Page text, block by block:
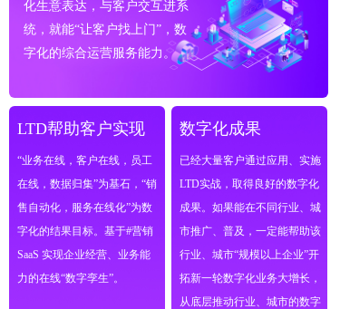
化生意表达，与客户交互进系
统，就能“让客户找上门”，数
字化的综合运营服务能力。
LTD帮助客户实现 数字化成果
“业务在线，客户在线，员工
在线，数据归集”为基石，“销
售自动化，服务在线化”为数
字化的结果目标。基于#营销
SaaS 实现企业经营、业务能
力的在线“数字孪生”。
已经大量客户通过应用、实施
LTD实战，取得良好的数字化
成果。如果能在不同行业、城
市推广、普及，一定能帮助该
行业、城市“规模以上企业”开
拓新一轮数字化业务大增长，
从底层推动行业、城市的数字